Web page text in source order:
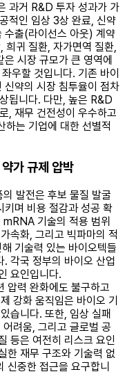
과거 R&D 투자 성과가 가
적인 임상 3상 완료, 신약
수출(라이선스 아웃) 계약
희귀 질환, 자가면역 질환,
시장 규모가 큰 영역에
우할 것입니다. 기존 바이
약의 시장 침투율이 점차
됩니다. 다만, 높은 R&D
, 재무 건전성이 우수하고
하는 기업에 대한 선별적
가 규제 압박
발전은 후보 물질 발굴
키며 비용 절감과 성공 확
기술의 적용 범위
속화, 그리고 빅파마의 적
기술력 있는 바이오텍들
각국 정부의 바이오 산업
요인입니다.
압력 완화에도 불구하고
강화 움직임은 바이오 기
습니다. 또한, 임상 실패
려움, 그리고 글로벌 공
등은 여전히 리스크 요인
한 재무 구조와 기술력 없
신중한 접근을 요구합니